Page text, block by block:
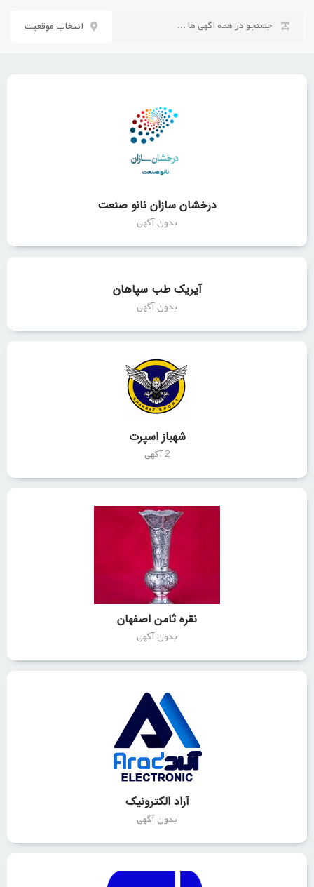
انتخاب موقعیت
درخشان سازان نانو صنعت
بدون آگهی
آیریک طب سپاهان
بدون آگهی
شهباز اسپرت
2 آگهی
نقره ثامن اصفهان
بدون آگهی
آراد الکترونیک
بدون آگهی